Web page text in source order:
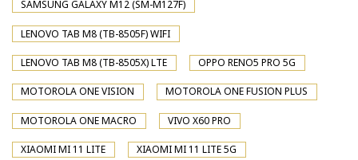
SAMSUNG GALAXY M12 (SM-M127F)
LENOVO TAB M8 (TB-8505F) WIFI
LENOVO TAB M8 (TB-8505X) LTE OPPO RENO5 PRO 5G
MOTOROLA ONE VISION MOTOROLA ONE FUSION PLUS
MOTOROLA ONE MACRO VIVO X60 PRO
XIAOMI MI 11 LITE XIAOMI MI 11 LITE 5G